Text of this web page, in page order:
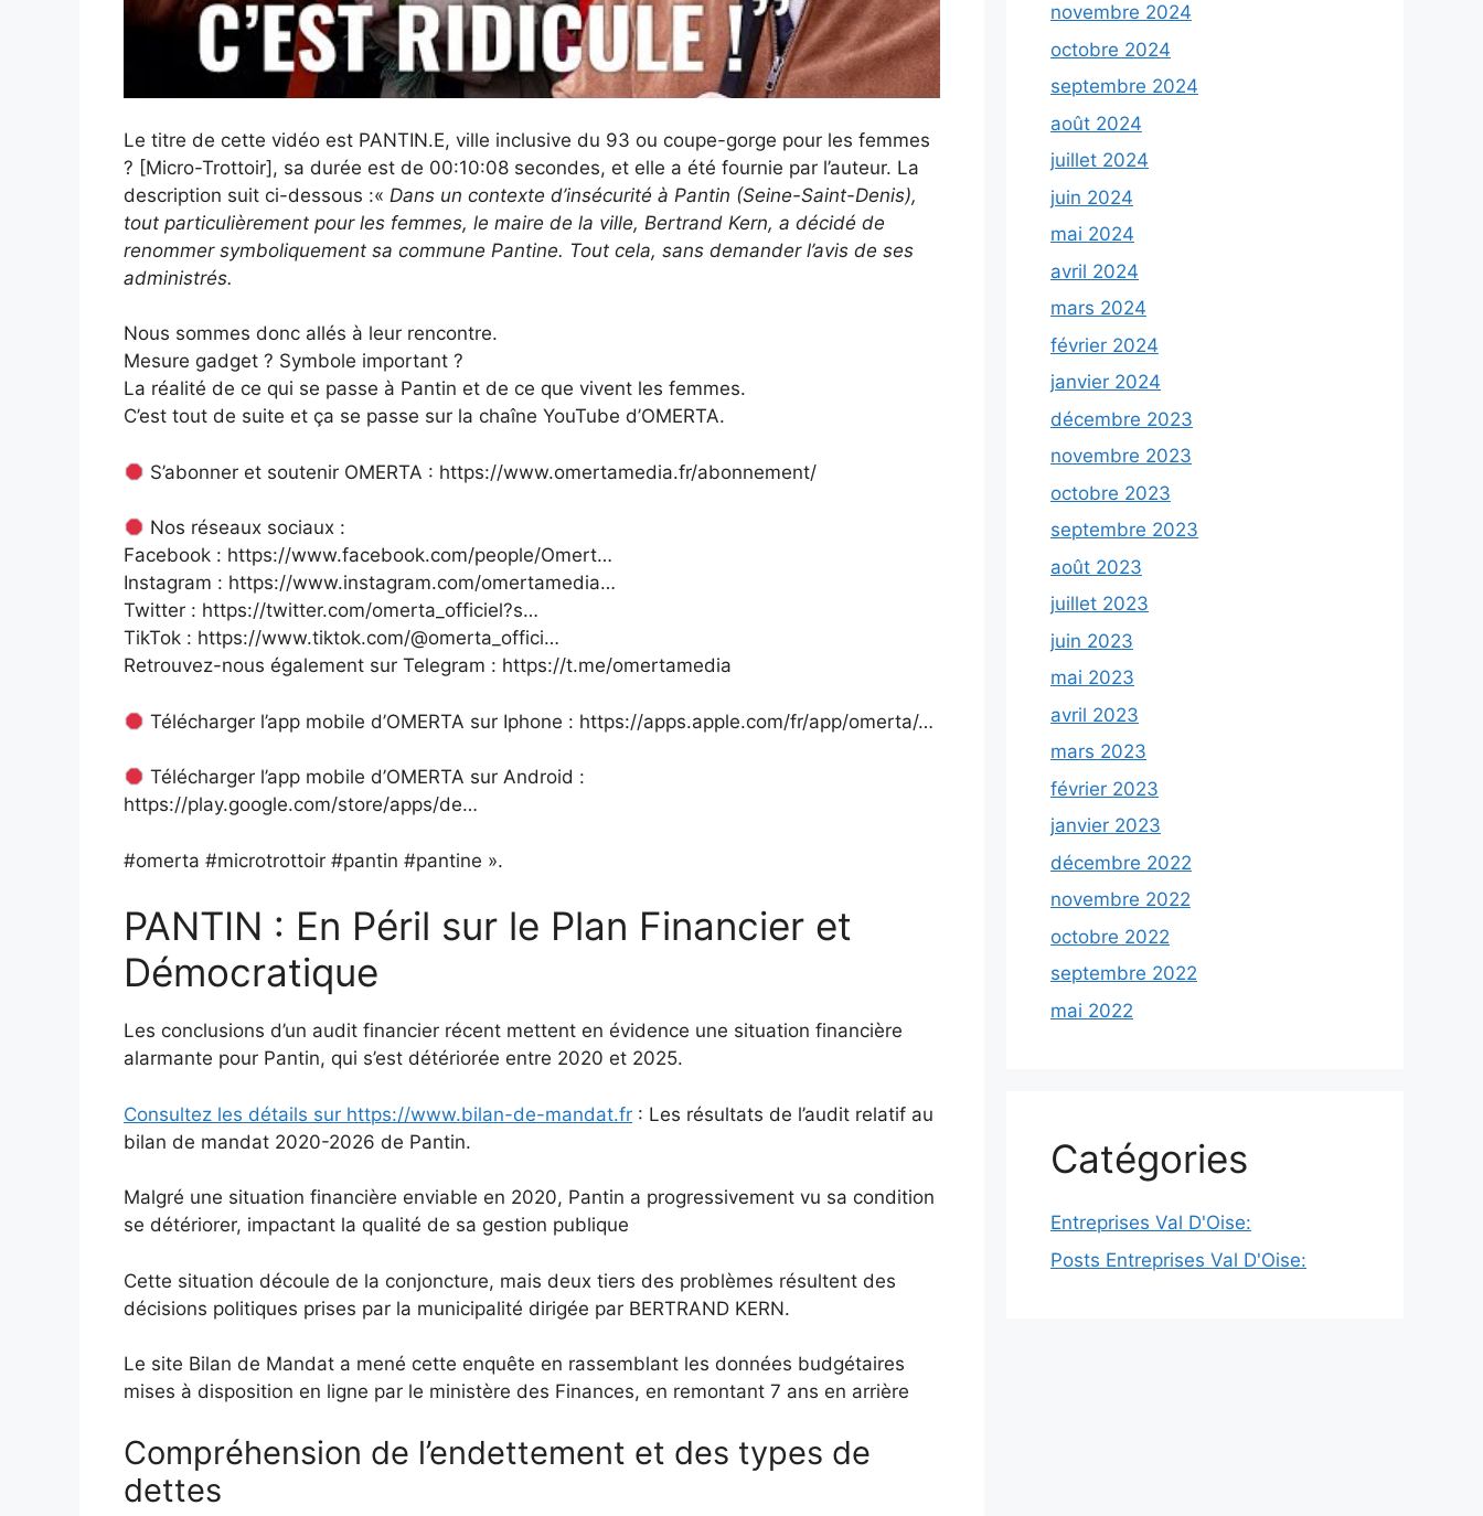
Le titre de cette vidéo est PANTIN.E, ville inclusive du 93 ou coupe-gorge pour les femmes
? [Micro-Trottoir], sa durée est de 00:10:08 secondes, et elle a été fournie par l’auteur. La
description suit ci-dessous :« Dans un contexte d’insécurité à Pantin (Seine-Saint-Denis),
tout particulièrement pour les femmes, le maire de la ville, Bertrand Kern, a décidé de
renommer symboliquement sa commune Pantine. Tout cela, sans demander l’avis de ses
administrés.
Nous sommes donc allés à leur rencontre.
Mesure gadget ? Symbole important ?
La réalité de ce qui se passe à Pantin et de ce que vivent les femmes.
C’est tout de suite et ça se passe sur la chaîne YouTube d’OMERTA.
S’abonner et soutenir OMERTA : https://www.omertamedia.fr/abonnement/
Nos réseaux sociaux :
Facebook : https://www.facebook.com/people/Omert…
Instagram : https://www.instagram.com/omertamedia…
Twitter : https://twitter.com/omerta_officiel?s…
TikTok : https://www.tiktok.com/@omerta_offici…
Retrouvez-nous également sur Telegram : https://t.me/omertamedia
Télécharger l’app mobile d’OMERTA sur Iphone : https://apps.apple.com/fr/app/omerta/…
Télécharger l’app mobile d’OMERTA sur Android :
https://play.google.com/store/apps/de…
#omerta #microtrottoir #pantin #pantine ».
PANTIN : En Péril sur le Plan Financier et
Démocratique
Les conclusions d’un audit financier récent mettent en évidence une situation financière
alarmante pour Pantin, qui s’est détériorée entre 2020 et 2025.
Consultez les détails sur https://www.bilan-de-mandat.fr : Les résultats de l’audit relatif au
bilan de mandat 2020-2026 de Pantin.
Malgré une situation financière enviable en 2020, Pantin a progressivement vu sa condition
se détériorer, impactant la qualité de sa gestion publique
Cette situation découle de la conjoncture, mais deux tiers des problèmes résultent des
décisions politiques prises par la municipalité dirigée par BERTRAND KERN.
Le site Bilan de Mandat a mené cette enquête en rassemblant les données budgétaires
mises à disposition en ligne par le ministère des Finances, en remontant 7 ans en arrière
Compréhension de l’endettement et des types de
dettes
novembre 2024
octobre 2024
septembre 2024
août 2024
juillet 2024
juin 2024
mai 2024
avril 2024
mars 2024
février 2024
janvier 2024
décembre 2023
novembre 2023
octobre 2023
septembre 2023
août 2023
juillet 2023
juin 2023
mai 2023
avril 2023
mars 2023
février 2023
janvier 2023
décembre 2022
novembre 2022
octobre 2022
septembre 2022
mai 2022
Catégories
Entreprises Val D'Oise:
Posts Entreprises Val D'Oise: